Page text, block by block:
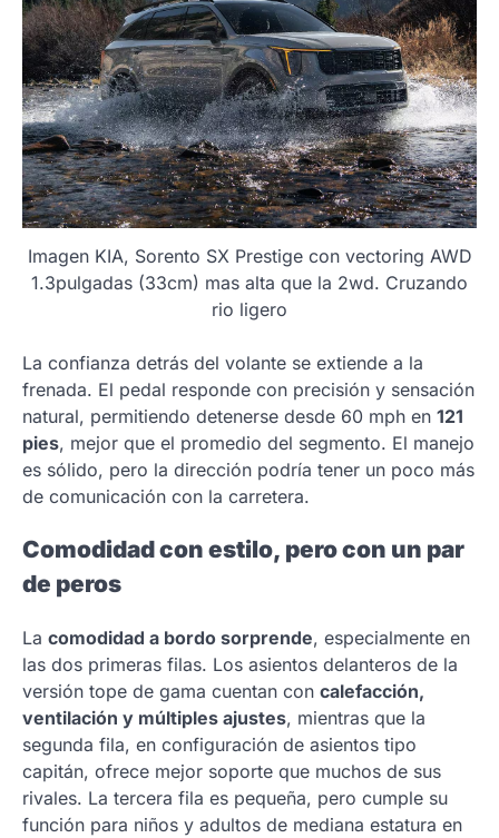
Imagen KIA, Sorento SX Prestige con vectoring AWD
1.3pulgadas (33cm) mas alta que la 2wd. Cruzando
rio ligero
La confianza detrás del volante se extiende a la
frenada. El pedal responde con precisión y sensación
natural, permitiendo detenerse desde 60 mph en 121
pies, mejor que el promedio del segmento. El manejo
es sólido, pero la dirección podría tener un poco más
de comunicación con la carretera.
Comodidad con estilo, pero con un par
de peros
La comodidad a bordo sorprende, especialmente en
las dos primeras filas. Los asientos delanteros de la
versión tope de gama cuentan con calefacción,
ventilación y múltiples ajustes, mientras que la
segunda fila, en configuración de asientos tipo
capitán, ofrece mejor soporte que muchos de sus
rivales. La tercera fila es pequeña, pero cumple su
función para niños y adultos de mediana estatura en